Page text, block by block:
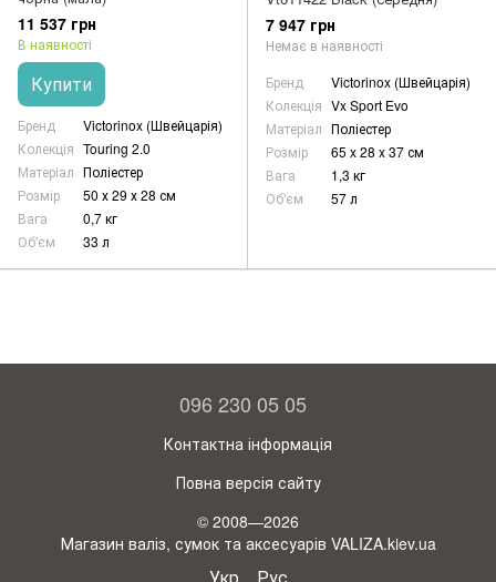
11 537 грн
В наявності
Купити
Бренд
Victorinox (Швейцарія)
Колекція Touring 2.0
Матеріал Поліестер
Розмір
50 х 29 х 28 см
Вага
0,7 кг
Об'єм
33 л
7 947 грн
Немає в наявності
Бренд
Victorinox (Швейцарія)
Колекція Vx Sport Evo
Матеріал Поліестер
Розмір
65 x 28 x 37 см
Вага
1,3 кг
Об'єм
57 л
096 230 05 05
Контактна інформація
Повна версія сайту
© 2008—2026
Магазин валіз, сумок та аксесуарів VALIZA.kiev.ua
Укр Рус